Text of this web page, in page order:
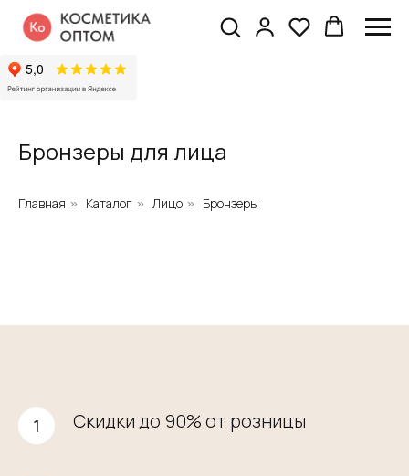
Бронзеры для лица
Главная » Каталог » Лицо » Бронзеры
Скидки до 90% от розницы